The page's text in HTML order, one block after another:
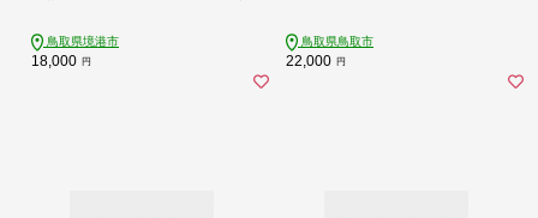
海鮮 魚介 魚介類 大容量 食べ応え 食
べやすい 殻剥き簡単 カニ鍋 鍋 焼き
ガニ 冷蔵 冷凍 家庭用 お取り寄せ グ
鳥取県境港市
18,000 円
鳥取県鳥取市
22,000 円